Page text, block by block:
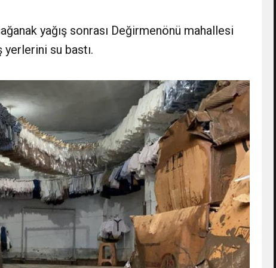
ve EYT mesajı! Sözleşmeli personele kadro düzenlemesinde kapsam
zincir marketler harekete geçti! İşte ürünlere yapılan indirim oranı
felç etti, 13 kişi öldü
16 kişi hayatını kaybetti
yağış sonrası Değirmenönü mahallesi
su bastı.